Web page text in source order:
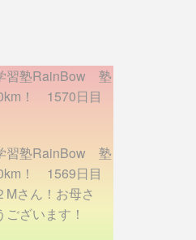
塾RainBow 塾
！ 1570日目
塾RainBow 塾
！ 1569日目
さん！お母さ
ざいます！